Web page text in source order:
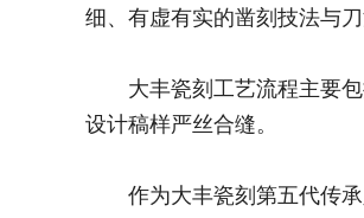
细、有虚有实的凿刻技法与刀
大丰瓷刻工艺流程主要包
设计稿样严丝合缝。
作为大丰瓷刻第五代传承